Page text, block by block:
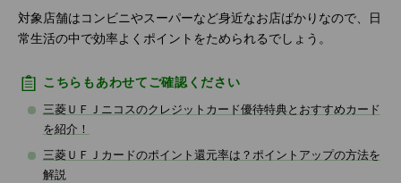
対象店舗はコンビニやスーパーなど身近なお店ばかりなので、日
常生活の中で効率よくポイントをためられるでしょう。
こちらもあわせてご確認ください
三菱ＵＦＪニコスのクレジットカード優待特典とおすすめカード
を紹介！
三菱ＵＦＪカードのポイント還元率は？ポイントアップの方法を
解説